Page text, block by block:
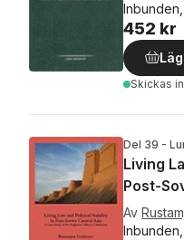
452 kr
Skickas
Del 39 -
Living
Post-
Av